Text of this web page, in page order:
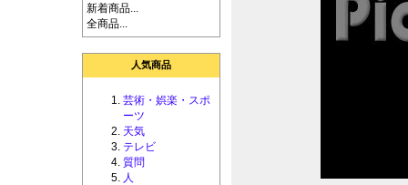
新着商品...
全商品...
人気商品
芸術・娯楽・スポ
ーツ
天気
テレビ
質問
人